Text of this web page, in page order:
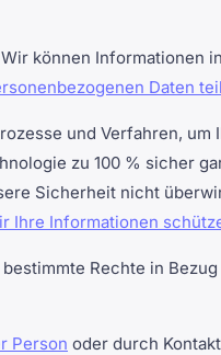
Wir können Informationen
Daten
und Verfahren, um
zu 100 % sicher
Sicherheit nicht
Ihre Informationen
Rechte in
Person oder durch